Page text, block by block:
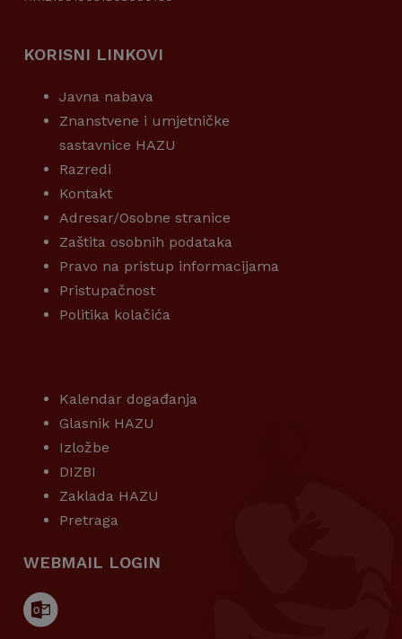
KORISNI LINKOVI
Javna nabava
Znanstvene i umjetničke
sastavnice HAZU
Razredi
Kontakt
Adresar/Osobne stranice
Zaštita osobnih podataka
Pravo na pristup informacijama
Pristupačnost
Politika kolačića
Kalendar događanja
Glasnik HAZU
Izložbe
DIZBI
Zaklada HAZU
Pretraga
WEBMAIL LOGIN